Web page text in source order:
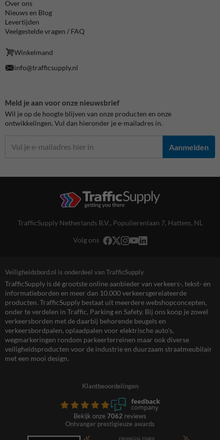
Over ons
Nieuws en Blog
Levertijden
Veelgestelde vragen / FAQ
Winkelmand
info@trafficsupply.nl
Meld je aan voor onze nieuwsbrief
Wil je op de hoogte blijven van onze producten en onze
ontwikkelingen. Vul dan hieronder je e-mailadres in.
Aanmelden
TrafficSupply Netherlands B.V., Populierenlaan 7, Hattem, NL
Volg ons
Veiligheidsbord.nl is onderdeel van TrafficSupply
TrafficSupply is dé grootste online aanbieder van verkeers-, tekst- en
informatieborden en meer dan 10.000 verkeersgerelateerde
producten. TrafficSupply bestaat uit meerdere webshopconcepten,
onder te verdelen in Traffic, Parking en Safety. Bij ons koop je zowel
verkeersborden met de daarbij behorende beugels en
verkeersbordpalen, oplaadpalen voor elektrische auto’s,
wegmarkeringen rondom parkeerterreinen maar ook diverse
veiligheidsproducten voor de industrie en duurzaam straatmeubilair
met een mooi design.
Klantbeoordelingen
Bekijk onze 7062 reviews
Ontvanger prestigieuze awards